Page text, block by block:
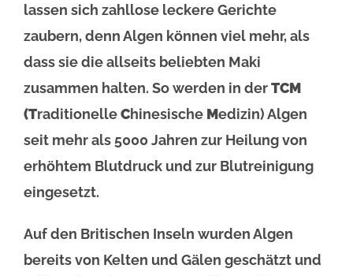
lassen sich zahllose leckere Gerichte
zaubern, denn Algen können viel mehr, als
dass sie die allseits beliebten Maki
zusammen halten. So werden in derTCM
(TraditionelleChinesische Medizin) Algen
seit mehr als 5000 Jahren zur Heilung von
erhöhtem Blutdruck und zur Blutreinigung
eingesetzt.
Auf den Britischen Inseln wurden Algen
bereits von Kelten und Gälen geschätzt und